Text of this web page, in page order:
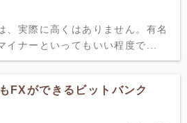
、実際に高くはありません。有名
イナーといってもいい程度で...
FXができるビットバンク